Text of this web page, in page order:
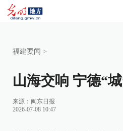
福建要闻 >
山海交响 宁德“
来源： 闽东日报
2026-07-08 10:47